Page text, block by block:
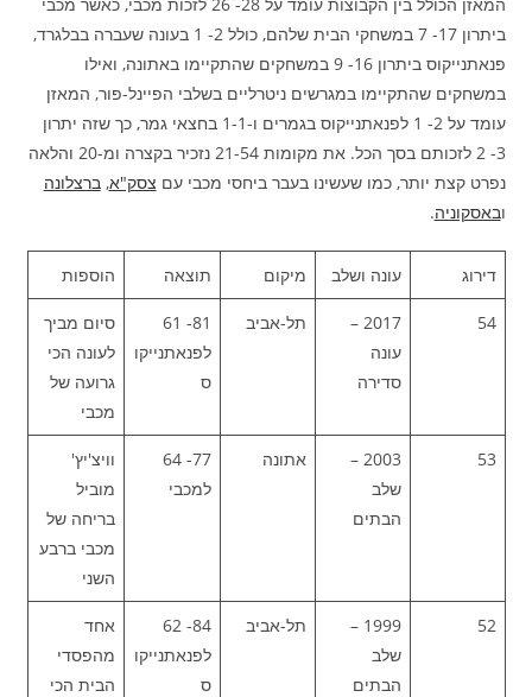
ביתרון 17- 7 במשחקי הבית שלהם, כולל 2- 1 בעונה שעברה בבלגרד,
פנאתנייקוס ביתרון 16- 9 במשחקים שהתקיימו באתונה, ואילו
במשחקים שהתקיימו במגרשים ניטרליים בשלבי הפיינל-פור, המאזן
עומד על 2- 1 לפנאתנייקוס בגמרים ו-1-1 בחצאי גמר, כך שזה יתרון
3- 2 לזכותם בסך הכל. את מקומות 21-54 נזכיר בקצרה ומ-20 והלאה
נפרט קצת יותר, כמו שעשינו בעבר ביחסי מכבי עם צסק"א,ברצלונה
ובאסקוניה.
דירוג עונה ושלב מיקום תוצאה הוספות
54
2017 –
עונה
סדירה
תל-אביב
81- 61
לפנאתנייקו
ס
סיום מביך
לעונה הכי
גרועה של
מכבי
53
2003 –
שלב
הבתים
אתונה
77- 64
למכבי
וויצ'יץ'
מוביל
בריחה של
מכבי ברבע
השני
52
1999 –
שלב
הבתים
תל-אביב
84- 62
לפנאתנייקו
ס
אחד
מהפסדי
הבית הכי